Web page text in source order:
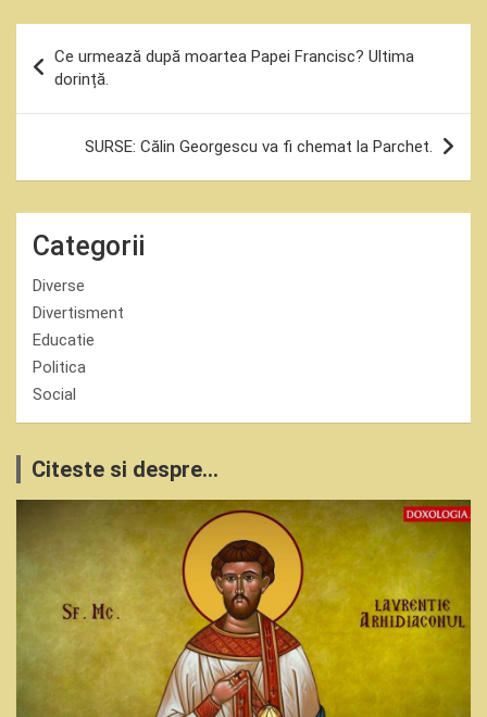
în
articole
Ce urmează după moartea Papei Francisc? Ultima
dorință.
SURSE: Călin Georgescu va fi chemat la Parchet.
Categorii
Diverse
Divertisment
Educatie
Politica
Social
Citeste si despre...